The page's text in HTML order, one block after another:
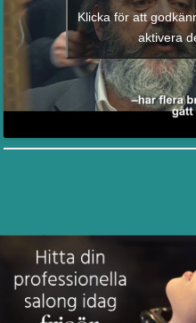
Klicka för att
aktivera